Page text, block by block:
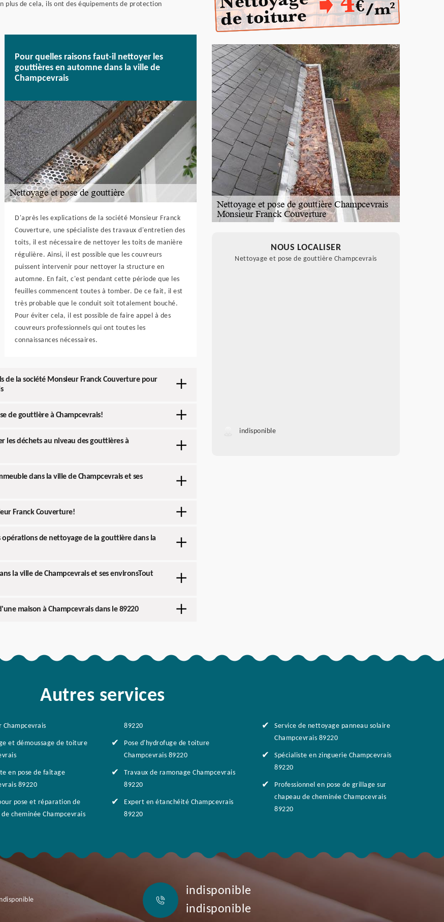
plus de cela, ils ont des équipements de protection
Pour quelles raisons faut-il nettoyer les
gouttières en automne dans la ville de
Champcevrais
D'après les explications de la société Monsieur Franck
Couverture, une spécialiste des travaux d'entretien des
toits, il est nécessaire de nettoyer les toits de manière
régulière. Ainsi, il est possible que les couvreurs
puissent intervenir pour nettoyer la structure en
automne. En fait, c'est pendant cette période que les
feuilles commencent toutes à tomber. De ce fait, il est
très probable que le conduit soit totalement bouché.
Pour éviter cela, il est possible de faire appel à des
couvreurs professionnels qui ont toutes les
connaissances nécessaires.
de la société Monsieur Franck Couverture pour
de gouttière à Champcevrais!
les déchets au niveau des gouttières à
dans la ville de Champcevrais et ses
Franck Couverture!
de nettoyage de la gouttière dans la
la ville de Champcevrais et ses environsTout
maison à Champcevrais dans le 89220
NOUS LOCALISER
Nettoyage et pose de gouttière Champcevrais
indisponible
Autres services
Champcevrais
et démoussage de toiture
en pose de faîtage
89220
pose et réparation de
cheminée Champcevrais
89220
Pose d'hydrofuge de toiture
Champcevrais 89220
Travaux de ramonage Champcevrais
89220
Expert en étanchéité Champcevrais
89220
Service de nettoyage panneau solaire
Champcevrais 89220
Spécialiste en zinguerie Champcevrais
89220
Professionnel en pose de grillage sur
chapeau de cheminée Champcevrais
89220
indisponible
indisponible